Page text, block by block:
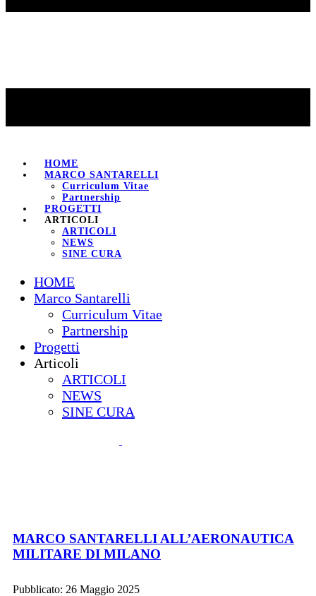
HOME
MARCO SANTARELLI
Curriculum Vitae
Partnership
PROGETTI
ARTICOLI
ARTICOLI
NEWS
SINE CURA
HOME
Marco Santarelli
Curriculum Vitae
Partnership
Progetti
Articoli
ARTICOLI
NEWS
SINE CURA
MARCO SANTARELLI ALL’AERONAUTICA
MILITARE DI MILANO
Pubblicato: 26 Maggio 2025